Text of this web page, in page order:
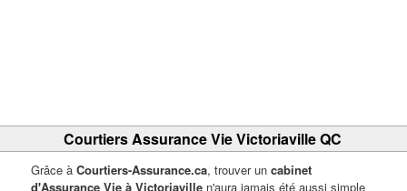
Courtiers Assurance Vie Victoriaville QC
Grâce àCourtiers-Assurance.ca, trouver uncabinet
d'Assurance Vie à Victoriaville n'aura jamais été aussi simple